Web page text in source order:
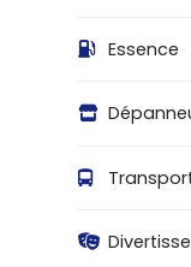
Essence